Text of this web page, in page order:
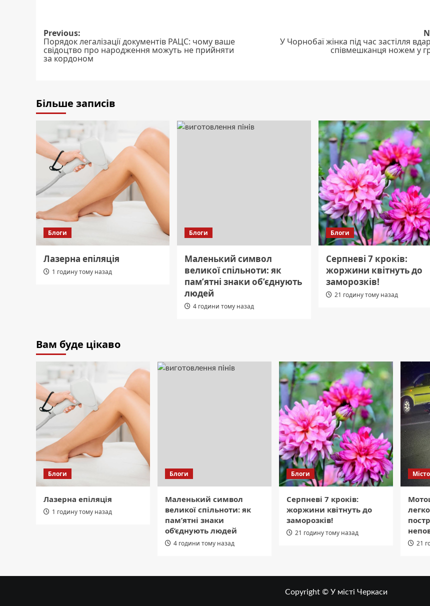
Post
navigation
Previous:
Порядок легалізації документів РАЦС: чому ваше
свідоцтво про народження можуть не прийняти
за кордоном
У Чорнобаї жінка під час застілля
співмешканця ножем у
Більше записів
Блоги
Лазерна епіляція
1 годину тому назад
Блоги
Маленький символ
великої спільноти: як
пам’ятні знаки об’єднують
людей
4 години тому назад
Блоги
Серпневі 7 кроків:
жоржини квітнуть до
заморозків!
21 годину тому назад
Вам буде цікаво
Блоги
Лазерна епіляція
1 годину тому назад
Блоги
Маленький символ
великої спільноти: як
пам’ятні знаки
об’єднують людей
4 години тому назад
Блоги
Серпневі 7 кроків:
жоржини квітнуть до
заморозків!
21 годину тому назад
Місто
21
Copyright © У місті Черкаси